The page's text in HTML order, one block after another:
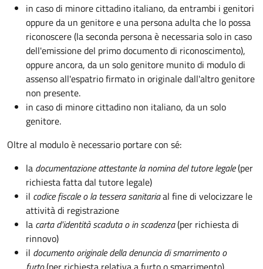
in caso di minore cittadino italiano, da entrambi i genitori
oppure da un genitore e una persona adulta che lo possa
riconoscere (la seconda persona è necessaria solo in caso
dell'emissione del primo documento di riconoscimento),
oppure ancora, da un solo genitore munito di modulo di
assenso all'espatrio firmato in originale dall'altro genitore
non presente.
in caso di minore cittadino non italiano, da un solo
genitore.
Oltre al modulo è necessario portare con sé:
la documentazioneattestante la nomina del tutore legale(per
richiesta fatta dal tutore legale)
il codice fiscale o la tessera sanitariaal fine di velocizzare le
attività di registrazione
la carta d'identità scaduta o in scadenza(per richiesta di
rinnovo)
il documento originale della denuncia di smarrimento o